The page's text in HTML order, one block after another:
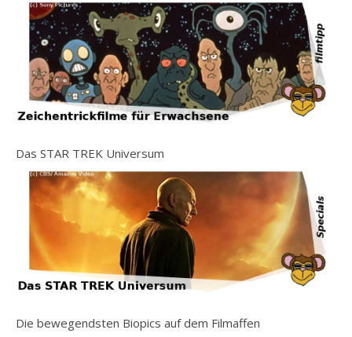
Das STAR TREK Universum
Die bewegendsten Biopics auf dem Filmaffen